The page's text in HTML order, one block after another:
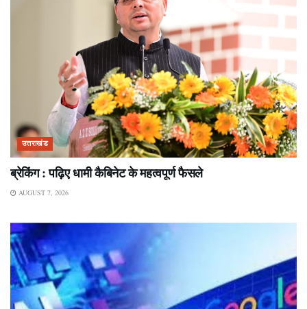
उत्तराखंड
ब्रेकिंग : पढ़िए धामी कैबिनेट के महत्वपूर्ण फैसले
AUGUST 7, 2026